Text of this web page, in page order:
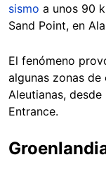
sismo a unos 90
Sand Point, en
El fenómeno
algunas zonas de
Aleutianas, desde
Entrance.